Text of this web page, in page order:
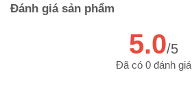
Đánh giá sản phẩm
5.0/5
Đã có 0 đánh giá